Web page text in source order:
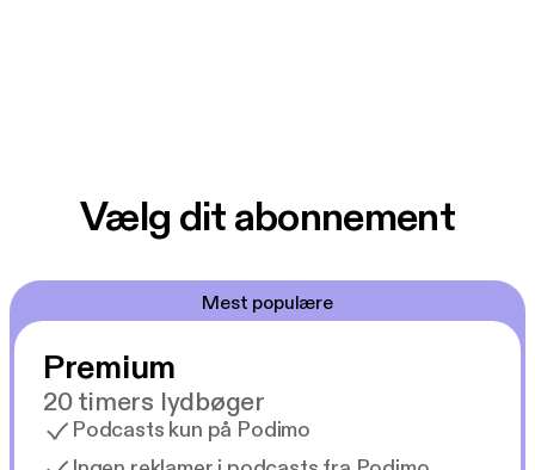
Vælg dit abonnement
Mest populære
Premium
20 timers lydbøger
Podcasts kun på Podimo